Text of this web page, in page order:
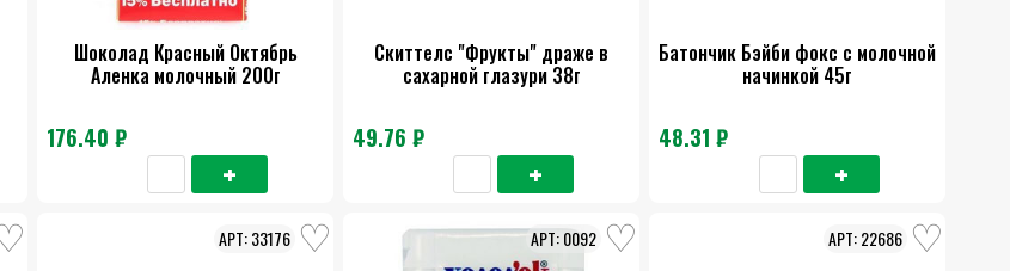
Шоколад Красный Октябрь
Аленка молочный 200г
176.40 ₽
Скиттелс "Фрукты" драже в
сахарной глазури 38г
49.76 ₽
Батончик Бэйби фокс с молочной
начинкой 45г
48.31 ₽
33176 0092 22686